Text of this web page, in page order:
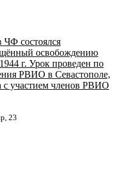
ЧФ состоялся
освобождению
г. Урок проведен по
РВИО в Севастополе,
участием членов РВИО
23